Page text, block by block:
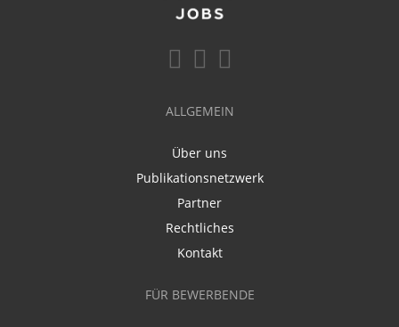
ALLGEMEIN
Über uns
Publikationsnetzwerk
Partner
Rechtliches
Kontakt
FÜR BEWERBENDE